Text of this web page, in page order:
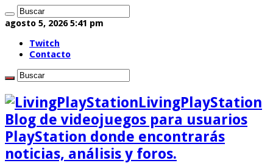
agosto 5, 2026 5:41 pm
Twitch
Contacto
LivingPlayStation
Blog de videojuegos para usuarios
PlayStation donde encontrarás
noticias, análisis y foros.